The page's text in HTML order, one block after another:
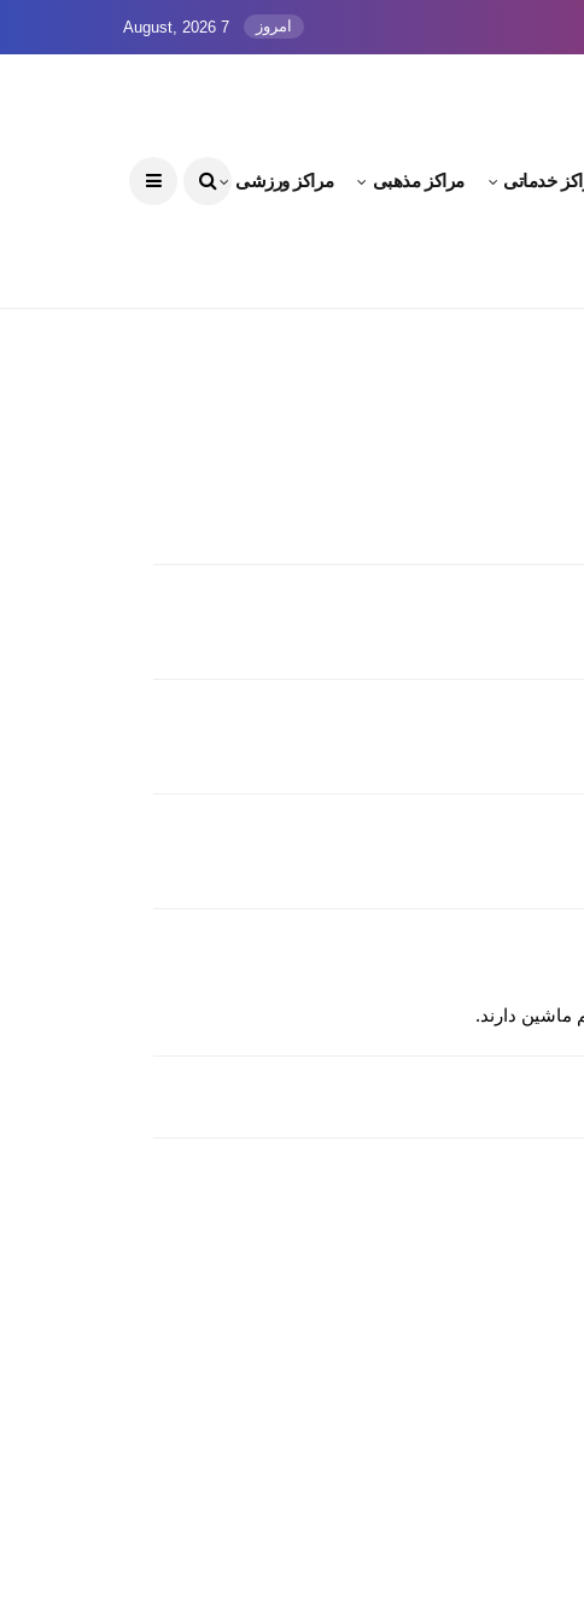
امروز 7 August, 2026
خدماتی مراکز مذهبی مراکز ورزشی
دارند.